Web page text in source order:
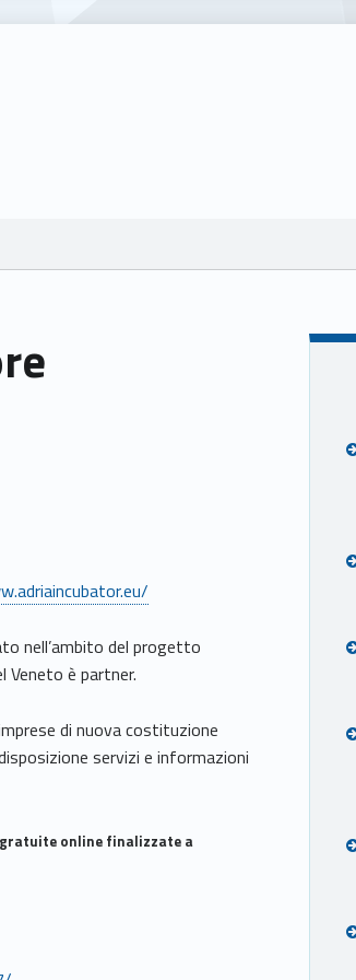
nell’ambito del progetto
Veneto è partner.
di nuova costituzione
servizi e informazioni
online finalizzate a